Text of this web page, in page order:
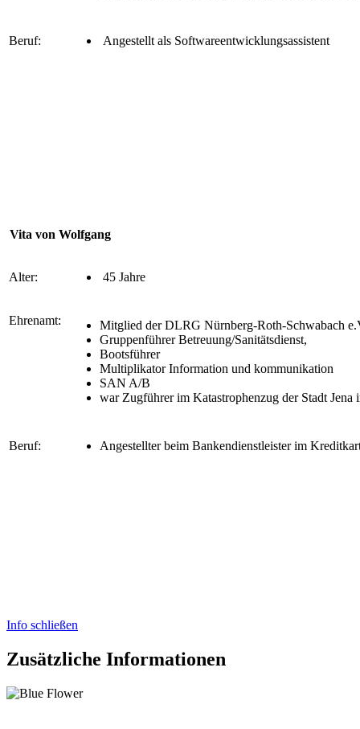
Beruf: Angestellt als Softwareentwicklungsassistent
Vita von Wolfgang
Alter: 45 Jahre
Ehrenamt:
Mitglied der DLRG Nürnberg-Roth-Schwabach
Gruppenführer Betreuung/Sanitätsdienst,
Bootsführer
Multiplikator Information und kommunikation
SAN A/B
war Zugführer im Katastrophenzug der Stadt Jena
Beruf: Angestellter beim Bankendienstleister im
Info schließen
Zusätzliche Informationen